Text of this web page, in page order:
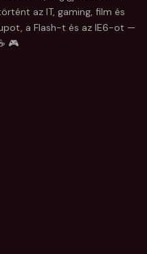
az IT, gaming, film és
a Flash-t és az IE6-ot —
🎮